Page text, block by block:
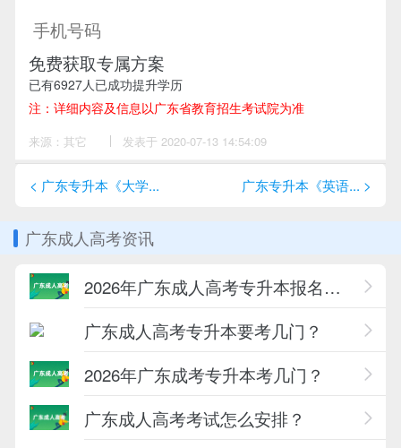
免费获取专属方案
已有6927人已成功提升学历
注：详细内容及信息以广东省教育招生考试院为准
来源：其它
尹
老
师
发表于 2020-07-13 14:54:09
< 广东专升本《大学... 广东专升本《英语... >
广东成人高考资讯
2026年广东成人高考专升本报名条件一览
广东成人高考专升本要考几门？
2026年广东成考专升本考几门？
广东成人高考考试怎么安排？